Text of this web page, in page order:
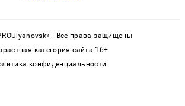
| Все права защищены
категория сайта 16+
конфиденциальности